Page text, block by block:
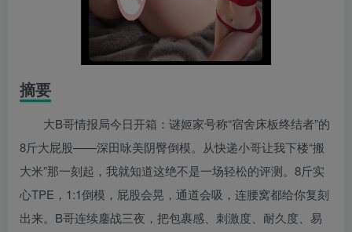
摘要
大B哥情报局今日开箱：谜姬家号称“宿舍床板终结者”的
8斤大屁股——深田咏美阴臀倒模。从快递小哥让我下楼“搬
大米”那一刻起，我就知道这绝不是一场轻松的评测。8斤实
心TPE，1:1倒模，屁股会晃，通道会吸，连腰窝都给你复刻
出来。B哥连续鏖战三夜，把包裹感、刺激度、耐久度、易